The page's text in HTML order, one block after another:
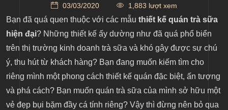
03/03/2020 1,883 lượt xem
Bạn đã quá quen thuộc với các mẫu thiết kế quán trà sữa
hiện đại? Những thiết kế ấy dường như đã quá phổ biển
trên thị trường kinh doanh trà sữa và khó gây được sự chú
ý, thu hút từ khách hàng? Bạn đang muốn kiếm tìm cho
riêng mình một phong cách thiết kế quán đặc biệt, ấn tượng
và phá cách? Bạn muốn quán trà sữa của mình sở hữu một
vẻ đẹp bụi bặm đầy cá tính riêng? Vậy thì đừng nên bỏ qua